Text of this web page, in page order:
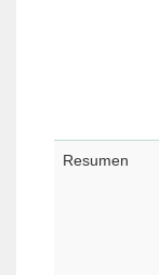
Resumen